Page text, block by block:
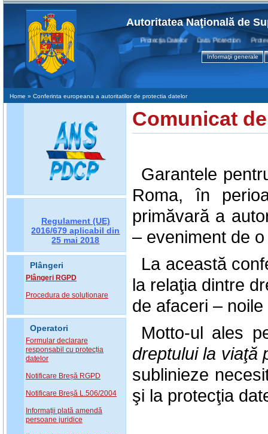
Autoritatea Naţională de
Protecţia Datelor Data Protection Protection
Informaţii generale
Home » Conferinta europeana a autoritatilor de protectia datelor
Regulament (UE)
2016/679 aplicabil din
25 mai 2018
Plângeri
Plângeri RGPD
Procedura de soluționare
Operatori
Formular declarare
responsabil cu protecția
datelor
Notificare Breșă RGPD
Notificare Breșă L.506/2004
Informații plată amendă
persoane juridice
Comunicat
Garantele
Roma, în
primăvară a
– eveniment de
La această
la relaţia dintre
de afaceri –
Motto-ul ales
dreptului la viaţă
sublinieze
şi la protecţia